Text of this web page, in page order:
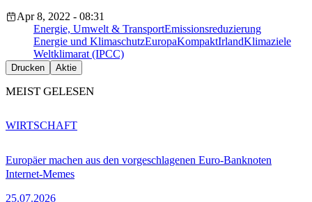
Apr 8, 2022 - 08:31
Energie, Umwelt & TransportEmissionsreduzierung
Energie und KlimaschutzEuropaKompaktIrlandKlimaziele
Weltklimarat (IPCC)
Drucken Aktie
MEIST GELESEN
Europäer machen aus den vorgeschlagenen Euro-Banknoten
Internet-Memes
25.07.2026
WIRTSCHAFT